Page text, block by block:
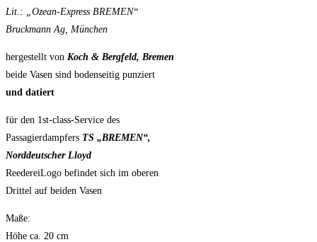
Lit.: „Ozean-Express BREMEN“
Bruckmann Ag, München
hergestellt von Koch & Bergfeld, Bremen
beide Vasen sind bodenseitig punziert
und datiert
für den 1st-class-Service des
Passagierdampfers TS „BREMEN“,
Norddeutscher Lloyd
ReedereiLogo befindet sich im oberen
Drittel auf beiden Vasen
Maße:
Höhe ca. 20 cm